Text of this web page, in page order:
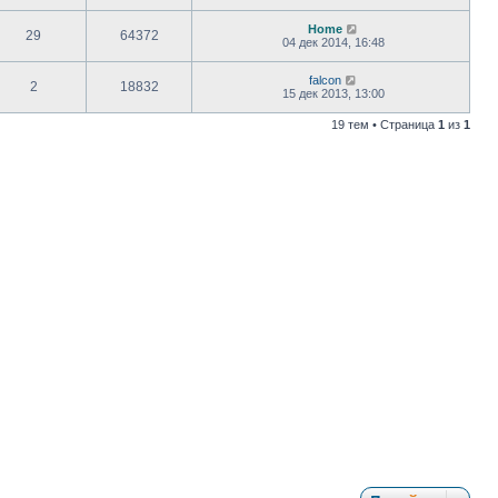
29 64372
Home
04 дек 2014, 16:48
2 18832
falcon
15 дек 2013, 13:00
19 тем • Страница 1 из 1